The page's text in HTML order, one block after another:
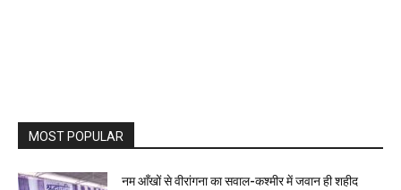
MOST POPULAR
नम आँखों से वीरांगना का सवाल-कश्मीर में जवान ही शहीद